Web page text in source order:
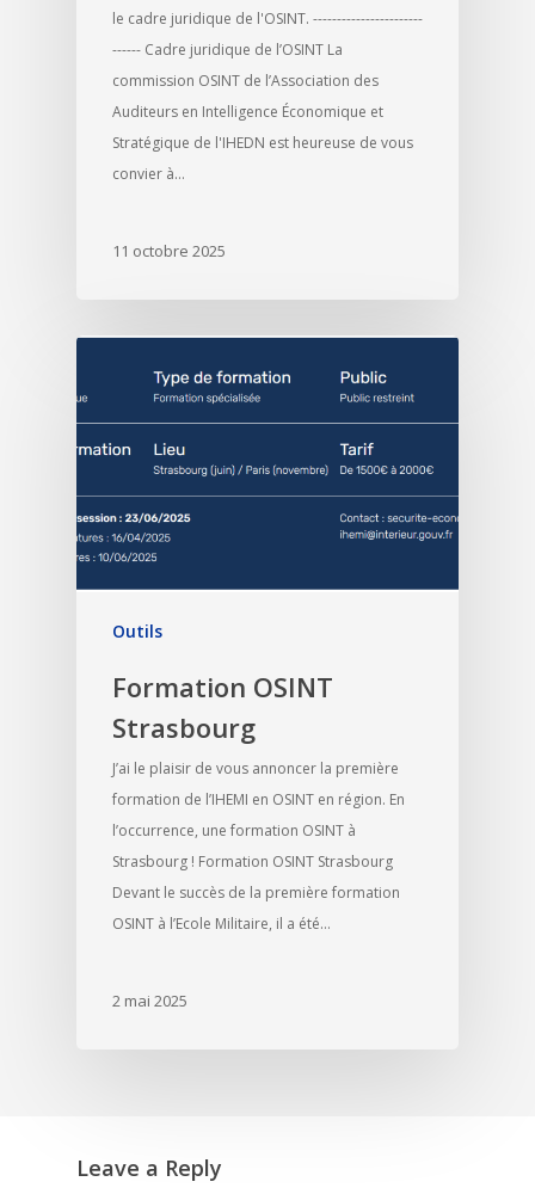
le cadre juridique de l'OSINT. -----------------------
------ Cadre juridique de l’OSINT La
commission OSINT de l’Association des
Auditeurs en Intelligence Économique et
Stratégique de l'IHEDN est heureuse de vous
convier à…
11 octobre 2025
Outils
Formation OSINT
Strasbourg
J’ai le plaisir de vous annoncer la première
formation de l’IHEMI en OSINT en région. En
l’occurrence, une formation OSINT à
Strasbourg ! Formation OSINT Strasbourg
Devant le succès de la première formation
OSINT à l’Ecole Militaire, il a été…
2 mai 2025
Leave a Reply